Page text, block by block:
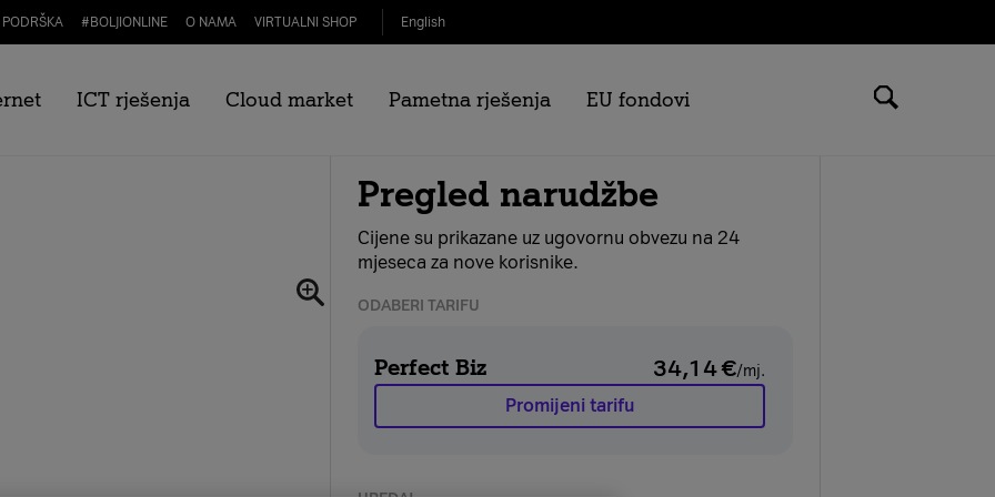
PODRŠKA #BOLJIONLINE O NAMA VIRTUALNI SHOP English
ICT rješenja Cloud market Pametna rješenja EU fondovi
eSIM 64GB
Pregled narudžbe
Cijene su prikazane uz ugovornu obvezu na 24
mjeseca za nove korisnike.
ODABERI TARIFU
Perfect Biz 34,14€/mj.
Promijeni tarifu